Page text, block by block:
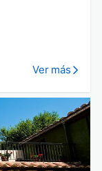
Ver más